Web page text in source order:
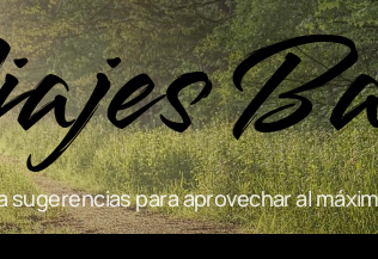
sugerencias para aprovechar al